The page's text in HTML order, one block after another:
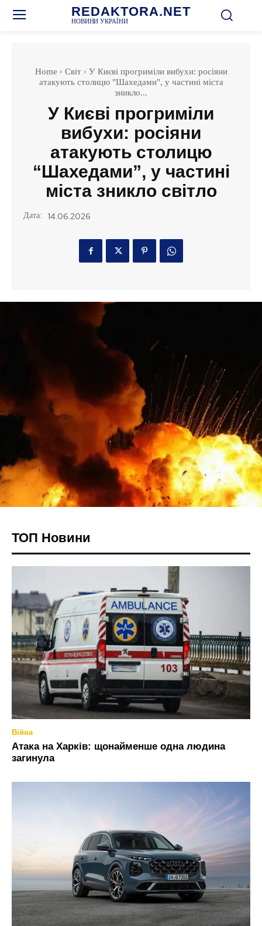
REDAKTORA.NET
НОВИНИ УКРАЇНИ
Home Світ
У Києві прогриміли вибухи: росіяни
атакують столицю "Шахедами", у частині міста
зникло...
У Києві прогриміли
вибухи: росіяни
атакують столицю
“Шахедами”, у частині
міста зникло світло
Дата: 14.06.2026
ТОП Новини
Війна
Атака на Харків: щонайменше одна людина
загинула